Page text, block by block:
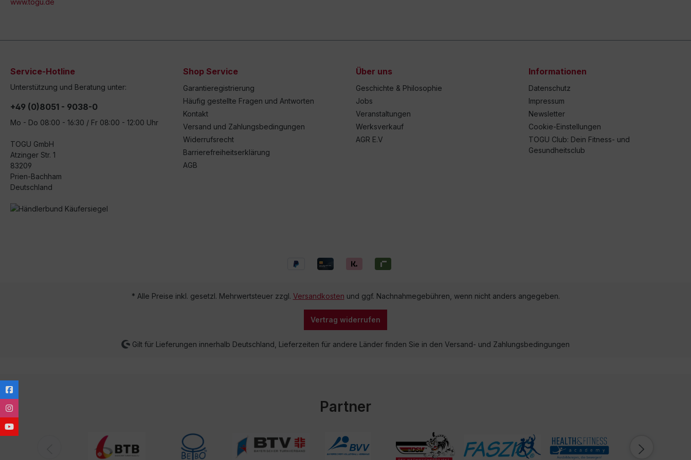
www.togu.de
Service-Hotline
Unterstützung und Beratung unter:
+49 (0)8051 - 9038-0
Mo - Do 08:00 - 16:30 / Fr 08:00 - 12:00 Uhr
TOGU GmbH
Atzinger Str. 1
83209
Prien-Bachham
Deutschland
Shop Service
Garantieregistrierung
Häufig gestellte Fragen und Antworten
Kontakt
Versand und Zahlungsbedingungen
Widerrufsrecht
Barrierefreiheitserklärung
AGB
Über uns
Geschichte & Philosophie
Jobs
Veranstaltungen
Werksverkauf
AGR E.V
Informationen
Datenschutz
Impressum
Newsletter
Cookie-Einstellungen
TOGU Club: Dein Fitness- und
Gesundheitsclub
* Alle Preise inkl. gesetzl. Mehrwertsteuer zzgl. Versandkosten und ggf. Nachnahmegebühren, wenn nicht anders angegeben.
Vertrag widerrufen
Gilt für Lieferungen innerhalb Deutschland, Lieferzeiten für andere Länder finden Sie in den Versand- und Zahlungsbedingungen
Partner